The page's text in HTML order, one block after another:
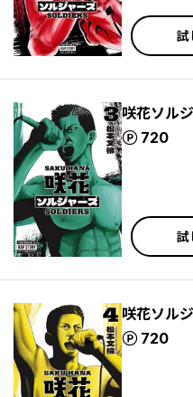
試
咲花ソル
720
ポイント
試
咲花ソル
720
ポイント